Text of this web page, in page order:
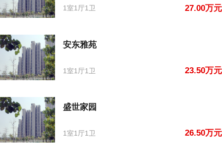
1室1厅1卫 27.00万元
安东雅苑
1室1厅1卫 23.50万元
盛世家园
1室1厅1卫 26.50万元